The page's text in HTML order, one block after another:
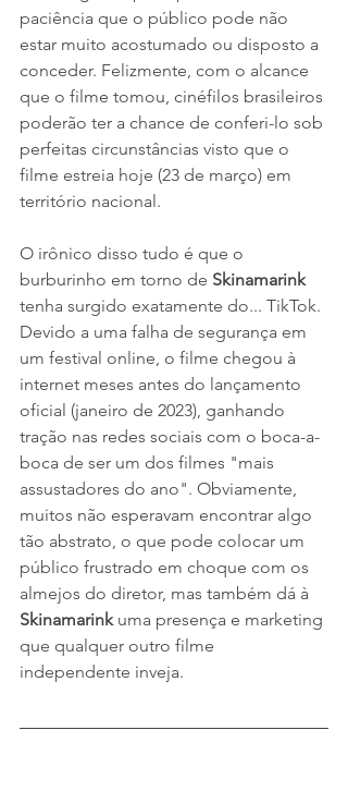
paciência que o público pode não
estar muito acostumado ou disposto a
conceder. Felizmente, com o alcance
que o filme tomou, cinéfilos brasileiros
poderão ter a chance de conferi-lo sob
perfeitas circunstâncias visto que o
filme estreia hoje (23 de março) em
território nacional.
O irônico disso tudo é que o
burburinho em torno de Skinamarink
tenha surgido exatamente do... TikTok.
Devido a uma falha de segurança em
um festival online, o filme chegou à
internet meses antes do lançamento
oficial (janeiro de 2023), ganhando
tração nas redes sociais com o boca-a-
boca de ser um dos filmes "mais
assustadores do ano". Obviamente,
muitos não esperavam encontrar algo
tão abstrato, o que pode colocar um
público frustrado em choque com os
almejos do diretor, mas também dá à
Skinamarink uma presença e marketing
que qualquer outro filme
independente inveja.